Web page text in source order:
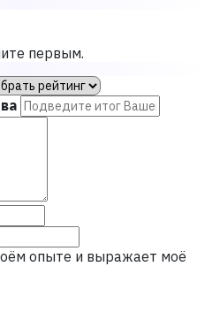
первым.
опыте и выражает моё